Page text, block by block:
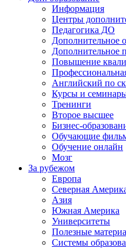
Информация
Центры
Педагогика ДО
Дополнительное
Дополнительное
Повышение
Английский по
Курсы и
Тренинги
Второе высшее
Бизнес-
Обучающие
Обучение онлайн
Мозг
За рубежом
Европа
Северная
Азия
Южная Америка
Университеты
Полезные
Системы